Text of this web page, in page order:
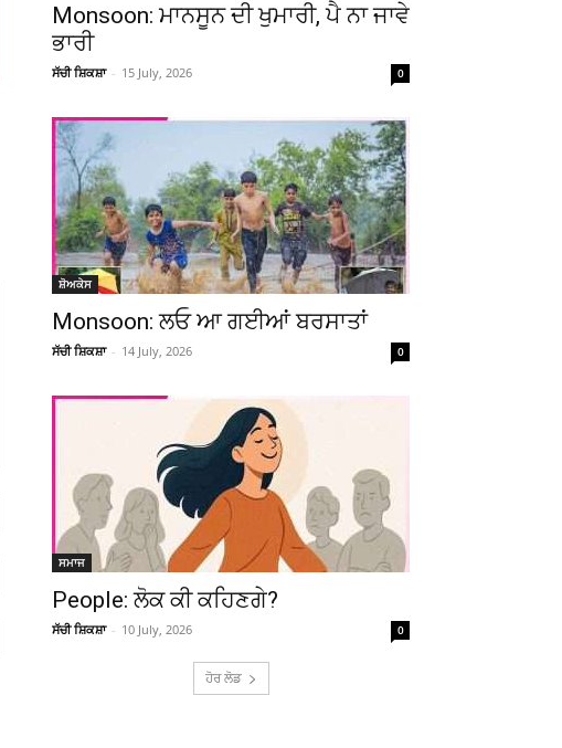
Monsoon: ਮਾਨਸੂਨ ਦੀ ਖੁਮਾਰੀ, ਪੈ ਨਾ ਜਾਵੇ
ਭਾਰੀ
ਸੱਚੀ ਸ਼ਿਕਸ਼ਾ - 15 July, 2026 0
ਸ਼ੋਅਕੇਸ
Monsoon: ਲਓ ਆ ਗਈਆਂ ਬਰਸਾਤਾਂ
ਸੱਚੀ ਸ਼ਿਕਸ਼ਾ - 14 July, 2026 0
ਸਮਾਜ
People: ਲੋਕ ਕੀ ਕਹਿਣਗੇ?
ਸੱਚੀ ਸ਼ਿਕਸ਼ਾ - 10 July, 2026 0
ਹੋਰ ਲੋਡ